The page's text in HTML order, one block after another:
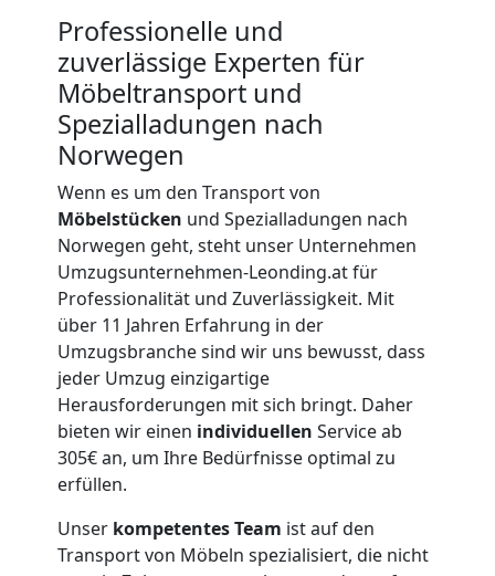
Professionelle und
zuverlässige Experten für
Möbeltransport und
Spezialladungen nach
Norwegen
Wenn es um den Transport von
Möbelstücken und Spezialladungen nach
Norwegen geht, steht unser Unternehmen
Umzugsunternehmen-Leonding.at für
Professionalität und Zuverlässigkeit. Mit
über 11 Jahren Erfahrung in der
Umzugsbranche sind wir uns bewusst, dass
jeder Umzug einzigartige
Herausforderungen mit sich bringt. Daher
bieten wir einen individuellen Service ab
305€ an, um Ihre Bedürfnisse optimal zu
erfüllen.
Unser kompetentes Team ist auf den
Transport von Möbeln spezialisiert, die nicht
Büroumzug
Leonding
Expressumzug
Leonding
Tragehilfe
Leonding
Kleiner
Umzug
Leonding